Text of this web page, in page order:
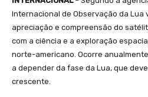
Internacional de Observação da
apreciação e compreensão do
com a ciência e a exploração
norte-americano. Ocorre
a depender da fase da Lua, que
crescente.